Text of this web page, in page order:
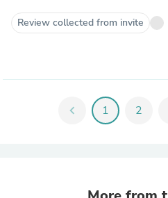
Review collected from invite
chevron_left 1 2